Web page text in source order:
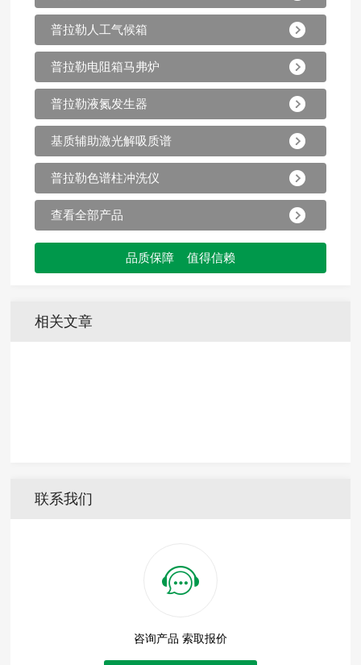
普拉勒人工气候箱
普拉勒电阻箱马弗炉
普拉勒液氮发生器
基质辅助激光解吸质谱
普拉勒色谱柱冲洗仪
查看全部产品
品质保障 值得信赖
相关文章
联系我们
咨询产品 索取报价